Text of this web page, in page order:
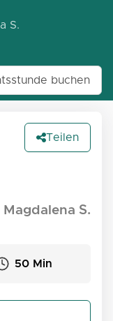
S.
buchen
Teilen
S.
50 Min